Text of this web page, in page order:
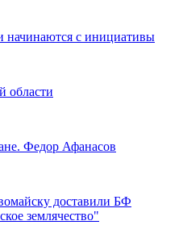
начинаются с инициативы
области
Федор Афанасов
доставили БФ
землячество"